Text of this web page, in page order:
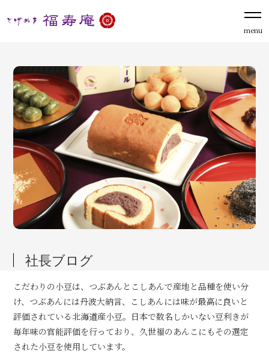
menu
社長ブログ
こだわりの小豆は、つぶあんとこしあんで産地と品種を使い分
け、つぶあんには丹波大納言、こしあんには味が最高に良いと
評価されている北海道産小豆。日本で数名しかいない豆利きが
毎年味の官能評価を行っており、久世福のあんこにもその選定
された小豆を使用しています。